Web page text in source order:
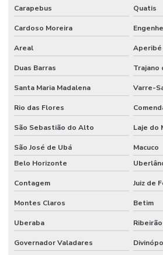
Mangueira Ar Condicionado
Mangueira Boca De Forno
Mangueira Capilar Alta Pressão
Mangueira De Borracha Nitrílica Para Graxa
Mangueira De Pvc Reforçada
Mangueira Hidráulica
Mangueira Hidráulica Alta Pressão
Mangueira Hidráulica Para Alta Temperatura
Mangueira Jato Areia
Mangueira Pneumática
Carapebus Quatis
Cardoso Moreira
Areal Aperibé
Duas Barras Trajano
Santa Maria Madalena Varre-
Rio das Flores
São Sebastião do Alto Laje do
São José de Ubá
Macuco
Belo Horizonte
Contagem Juiz de
Montes Claros Betim
Uberaba
Governador Valadares